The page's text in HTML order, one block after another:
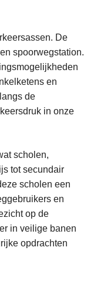
De
spoorwegstation.
en
de
in onze
scholen,
tot secundair
scholen een
en
op de
in veilige banen
opdrachten